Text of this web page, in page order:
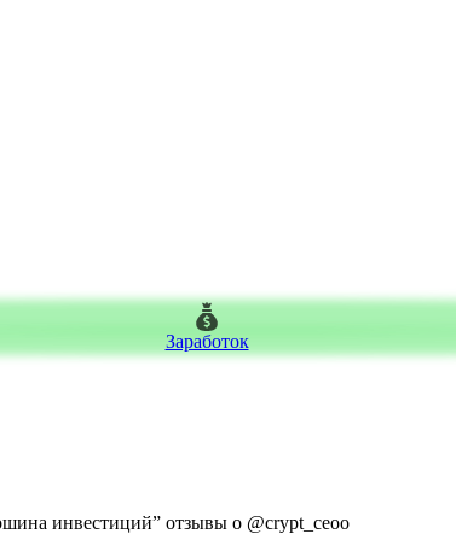
Заработок
инвестиций” отзывы о @crypt_ceoo